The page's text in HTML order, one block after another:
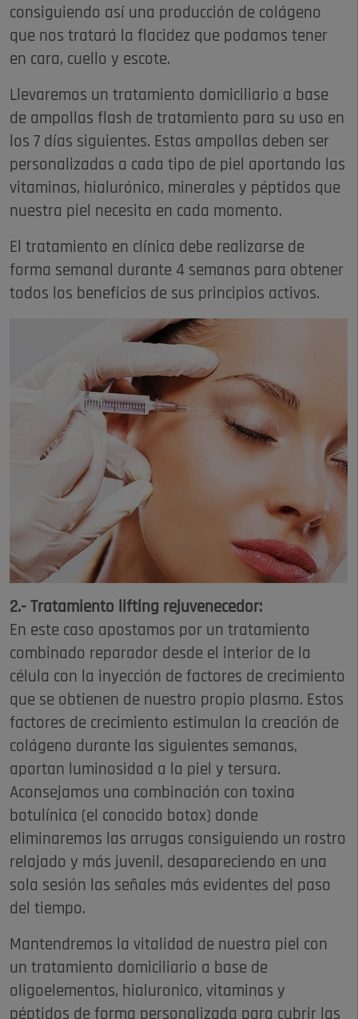
consiguiendo así una producción de colágeno
que nos tratará la flacidez que podamos tener
en cara, cuello y escote.
Llevaremos un tratamiento domiciliario a base
de ampollas flash de tratamiento para su uso en
los 7 días siguientes. Estas ampollas deben ser
personalizadas a cada tipo de piel aportando las
vitaminas, hialurónico, minerales y péptidos que
nuestra piel necesita en cada momento.
El tratamiento en clínica debe realizarse de
forma semanal durante 4 semanas para obtener
todos los beneficios de sus principios activos.
2.- Tratamiento lifting rejuvenecedor:
En este caso apostamos por un tratamiento
combinado reparador desde el interior de la
célula con la inyección de factores de crecimiento
que se obtienen de nuestro propio plasma. Estos
factores de crecimiento estimulan la creación de
colágeno durante las siguientes semanas,
aportan luminosidad a la piel y tersura.
Aconsejamos una combinación con toxina
botulínica (el conocido botox) donde
eliminaremos las arrugas consiguiendo un rostro
relajado y más juvenil, desapareciendo en una
sola sesión las señales más evidentes del paso
del tiempo.
Mantendremos la vitalidad de nuestra piel con
un tratamiento domiciliario a base de
oligoelementos, hialuronico, vitaminas y
péptidos de forma personalizada para cubrir las